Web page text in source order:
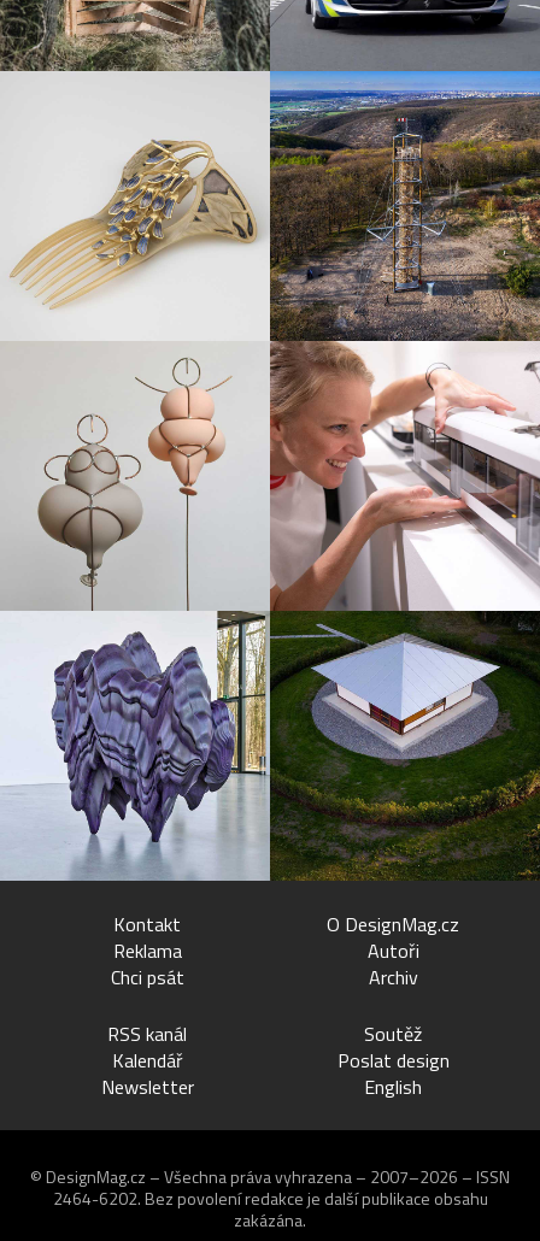
Kontakt
Reklama
Chci psát
O DesignMag.cz
Autoři
Archiv
RSS kanál
Kalendář
Newsletter
Soutěž
Poslat design
English
© DesignMag.cz – Všechna práva vyhrazena – 2007–2026 – ISSN
2464-6202. Bez povolení redakce je další publikace obsahu
zakázána.